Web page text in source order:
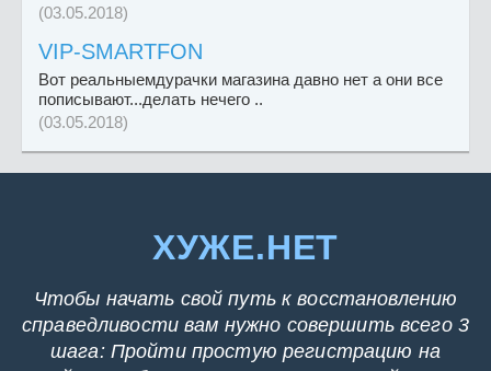
(03.05.2018)
VIP-SMARTFON
Вот реальныемдурачки магазина давно нет а они все
пописывают...делать нечего ..
(03.05.2018)
ХУЖЕ.НЕТ
Чтобы начать свой путь к восстановлению
справедливости вам нужно совершить всего 3
шага: Пройти простую регистрацию на